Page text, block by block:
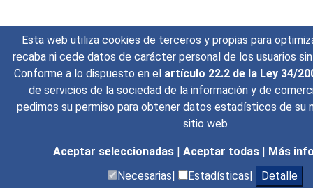
Esta web utiliza cookies de terceros y propias para
recaba ni cede datos de carácter personal de los usuarios
Conforme a lo dispuesto en el artículo 22.2 de la Ley 34/
de servicios de la sociedad de la información y de
pedimos su permiso para obtener datos estadísticos de su
sitio web
Aceptar seleccionadas | Aceptar todas | Más
Necesarias|
Estadísticas| Detalle